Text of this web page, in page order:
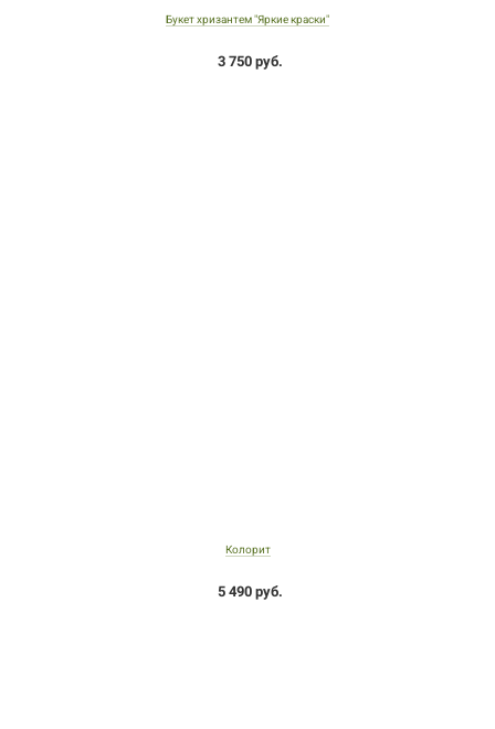
Букет хризантем "Яркие краски"
3 750 руб.
Колорит
5 490 руб.